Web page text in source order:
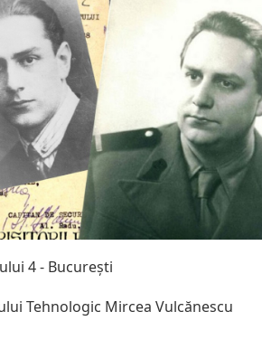
4 - București
Tehnologic Mircea Vulcănescu